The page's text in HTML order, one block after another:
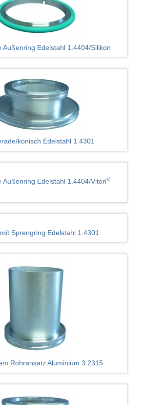
Außenring Edelstahl 1.4404/Silikon
konisch Edelstahl 1.4301
Außenring Edelstahl 1.4404/Viton®
Sprengring Edelstahl 1.4301
Rohransatz Aluminium 3.2315